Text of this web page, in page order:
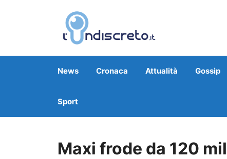
News Cronaca Attualità Gossip
Sport
Maxi frode da 120